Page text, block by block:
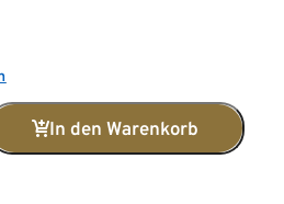
In den Warenkorb